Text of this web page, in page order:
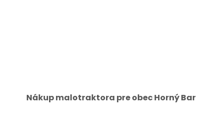
Nákup malotraktora pre obec Horný Bar